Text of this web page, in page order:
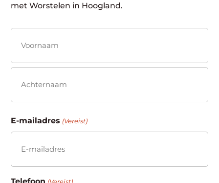
met Worstelen in Hoogland.
(Vereist)
Voornaam
E-mailadres (Vereist)
Telefoon (Vereist)